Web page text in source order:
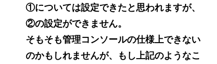
①については設定できたと思われますが、
②の設定ができません。
そもそも管理コンソールの仕様上できない
のかもしれませんが、もし上記のようなこ